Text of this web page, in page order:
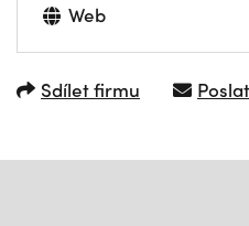
Web
Sdílet firmu